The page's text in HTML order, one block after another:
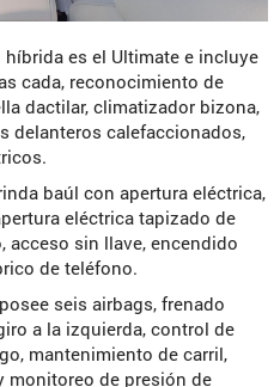
es el Ultimate e incluye
cada, reconocimiento de
dactilar, climatizador bizona,
delanteros calefaccionados,
baúl con apertura eléctrica,
eléctrica tapizado de
acceso sin llave, encendido
de teléfono.
seis airbags, frenado
a la izquierda, control de
mantenimiento de carril,
monitoreo de presión de